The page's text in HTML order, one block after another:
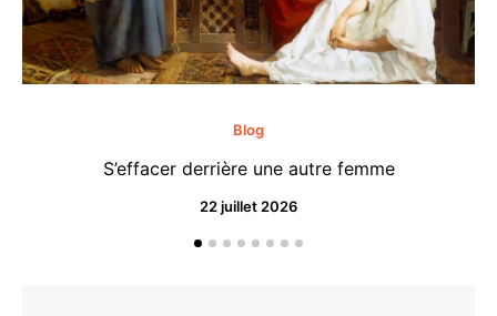
Blog
S’effacer derrière une autre femme
22 juillet 2026